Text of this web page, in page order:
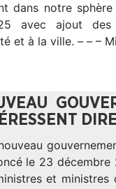
dans notre
avec ajout des
et à la ville. – – –
le 23 décembre
et ministres